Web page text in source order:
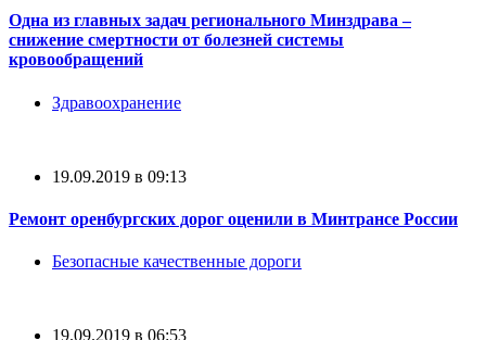
Одна из главных задач регионального Минздрава –
снижение смертности от болезней системы
кровообращений
Здравоохранение
19.09.2019 в 09:13
Ремонт оренбургских дорог оценили в Минтрансе России
Безопасные качественные дороги
19.09.2019 в 06:53